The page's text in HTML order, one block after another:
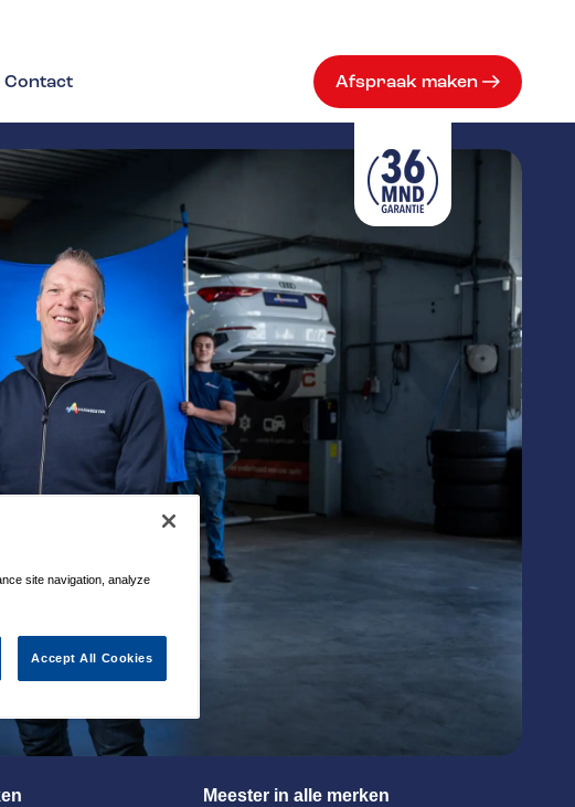
site navigation, analyze
Accept All Cookies
Contact Afspraak maken
Meester in alle merken